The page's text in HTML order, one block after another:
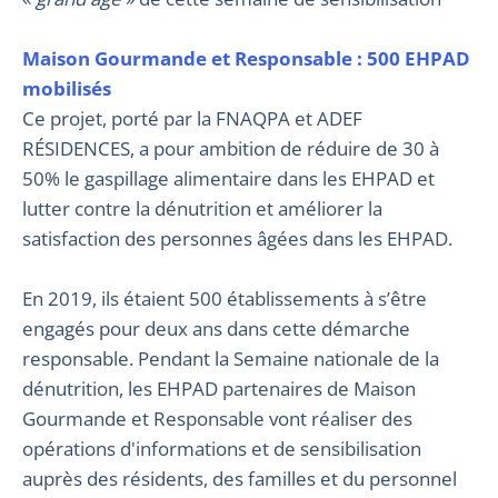
Maison Gourmande et Responsable : 500 EHPAD
mobilisés
Ce projet, porté par la FNAQPA et ADEF
RÉSIDENCES, a pour ambition de réduire de 30 à
50% le gaspillage alimentaire dans les EHPAD et
lutter contre la dénutrition et améliorer la
satisfaction des personnes âgées dans les EHPAD.
En 2019, ils étaient 500 établissements à s’être
engagés pour deux ans dans cette démarche
responsable. Pendant la Semaine nationale de la
dénutrition, les EHPAD partenaires de Maison
Gourmande et Responsable vont réaliser des
opérations d'informations et de sensibilisation
auprès des résidents, des familles et du personnel